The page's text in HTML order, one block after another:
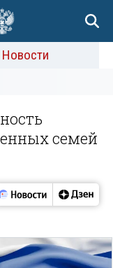
Новости
семей